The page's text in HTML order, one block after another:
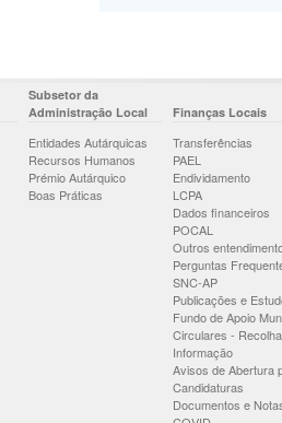
Subsetor da
Administração Local
Entidades Autárquicas
Recursos Humanos
Prémio Autárquico
Boas Práticas
Finanças Locais
Transferências
PAEL
Endividamento
LCPA
Dados financeiros
POCAL
Outros
Perguntas
SNC-AP
Publicações e
Fundo de Apoio
Circulares -
Informação
Avisos de Abertura
Candidaturas
Documentos e